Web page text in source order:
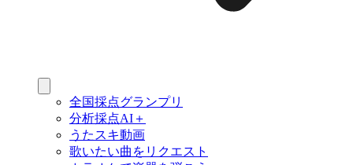
全国採点グランプリ
分析採点AI＋
うたスキ動画
歌いたい曲をリクエスト